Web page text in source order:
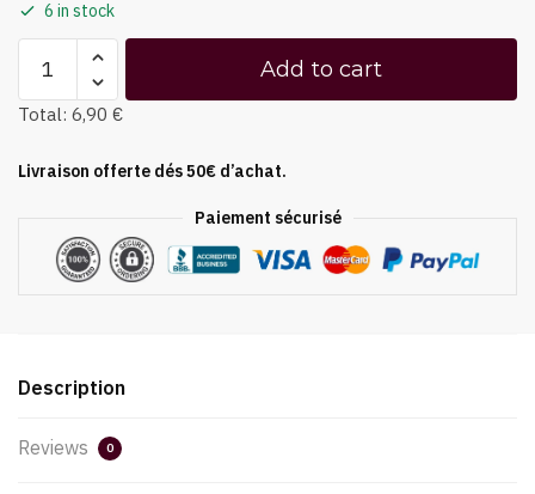
6 in stock
Add to cart
Total: 6,90 €
Livraison offerte dés 50€ d’achat.
Paiement sécurisé
Description
Reviews 0